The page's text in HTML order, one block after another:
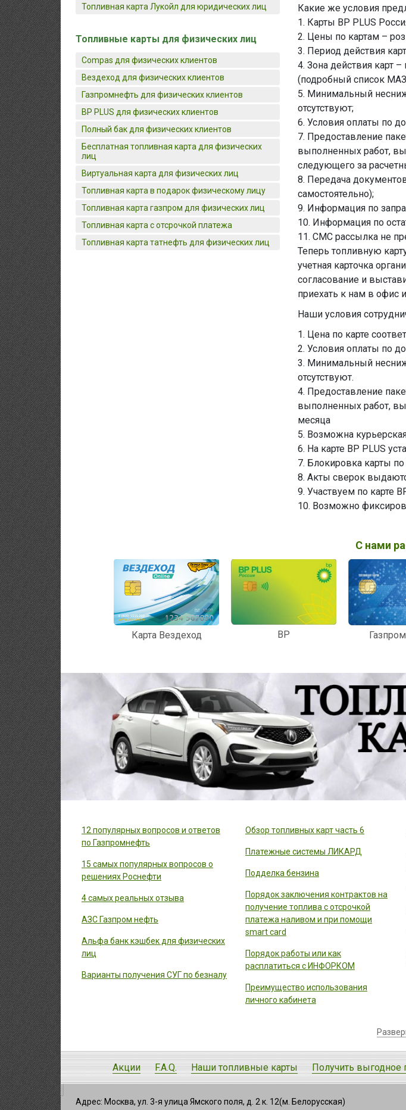
Топливная карта Лукойл для юридических лиц
Топливные карты для физических лиц
Compas для физических клиентов
Вездеход для физических клиентов
Газпромнефть для физических клиентов
BP PLUS для физических клиентов
Полный бак для физических клиентов
Бесплатная топливная карта для физических
лиц
Виртуальная карта для физических лиц
Топливная карта в подарок физическому лицу
Топливная карта газпром для физических лиц
Топливная карта с отсрочкой платежа
Топливная карта татнефть для физических лиц
Какие же условия
1. Карты ВР PLUS
2. Цены по картам –
3. Период действия
4. Зона действия карт
(подробный список
5. Минимальный
отсутствуют;
6. Условия оплаты по
7. Предоставление
выполненных работ,
следующего за
8. Передача
самостоятельно);
9. Информация по
10. Информация по
11. СМС рассылка не
Теперь топливную
учетная карточка
согласование и
приехать к нам в офис
Наши условия
1. Цена по карте
2. Условия оплаты по
3. Минимальный
отсутствуют.
4. Предоставление
выполненных работ,
месяца
5. Возможна
6. На карте ВР PLUS
7. Блокировка карты
8. Акты сверок
9. Участвуем по карте
10. Возможно
С нами
Карта Вездеход BP
12 популярных вопросов и ответов
по Газпромнефть
15 самых популярных вопросов о
решениях Роснефти
4 самых реальных отзыва
АЗС Газпром нефть
Альфа банк кэшбек для физических
лиц
Варианты получения СУГ по безналу
Обзор топливных карт часть 6
Платежные системы ЛИКАРД
Подделка бензина
Порядок заключения контрактов на
получение топлива с отсрочкой
платежа наливом и при помощи
smart card
Порядок работы или как
расплатиться с ИНФОРКОМ
Преимущество использования
личного кабинета
Акции F.A.Q. Наши топливные карты Получить выгодное
Адрес: Москва, ул. 3-я улица Ямского поля, д. 2 к. 12(м. Белорусская)